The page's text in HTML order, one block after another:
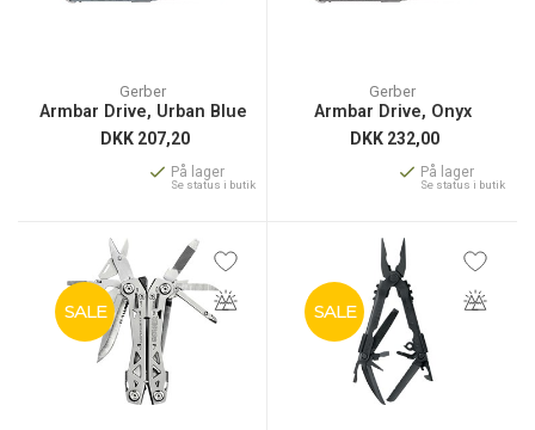
Gerber
Armbar Drive, Urban Blue
DKK 207,20
På lager
Se status i butik
Gerber
Armbar Drive, Onyx
DKK 232,00
På lager
Se status i butik
SALE SALE